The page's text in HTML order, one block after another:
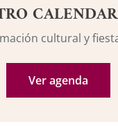
cultural y
Ver agenda